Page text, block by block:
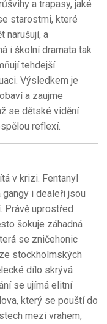
a trapasy, jaké
starostmi, které
narušují, a
i školní dramata tak
tehdejší
Výsledkem je
a zaujme
se dětské vidění
reflexí.
v krizi. Fentanyl
i dealeři jsou
Právě uprostřed
šokuje záhadná
se zničehonic
stockholmských
dílo skrývá
se ujímá elitní
který se pouští do
mezi vrahem,